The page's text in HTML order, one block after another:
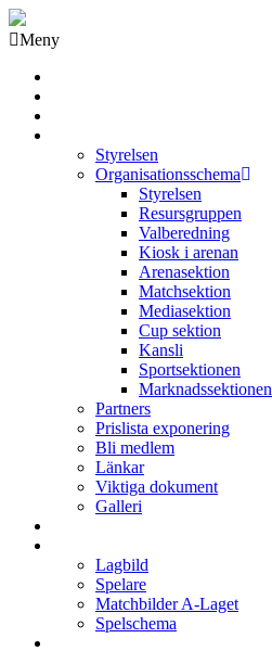
Meny
Styrelsen
Organisationsschema
Styrelsen
Resursgruppen
Valberedning
Kiosk i arenan
Arenasektion
Matchsektion
Mediasektion
Cup sektion
Kansli
Sportsektionen
Marknadssektionen
Partners
Prislista exponering
Bli medlem
Länkar
Viktiga dokument
Galleri
Lagbild
Spelare
Matchbilder A-Laget
Spelschema